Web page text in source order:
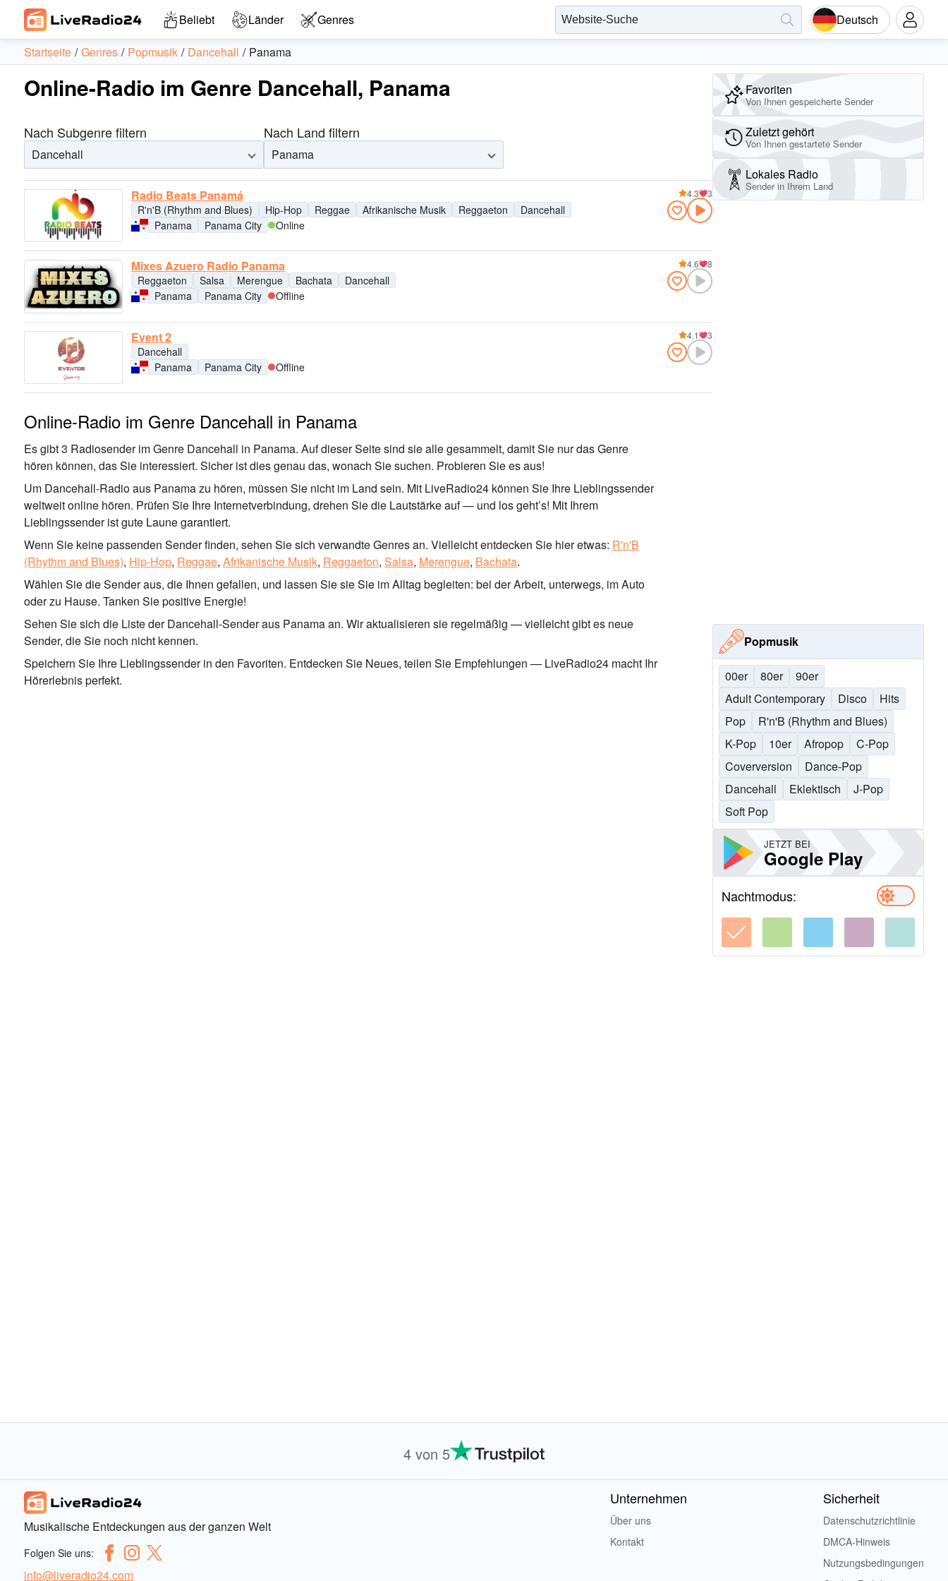
Beliebt Länder Genres Deutsch
Startseite Genres Popmusik Dancehall Panama
Online-Radio im Genre Dancehall, Panama
Nach Subgenre filtern
Dancehall
Nach Land filtern
Panama
Radio Beats Panamá
R'n'B (Rhythm and Blues) Hip-Hop Reggae Afrikanische Musik Reggaeton
Dancehall
Panama
Panama City Online
4.3 3
Mixes Azuero Radio Panama
Reggaeton Salsa Merengue Bachata
Dancehall
Panama
Panama City Offline
4.6 8
Event 2
Dancehall
Panama
Panama City Offline
4.1 3
Online-Radio im Genre Dancehall in Panama
Es gibt 3 Radiosender im Genre Dancehall in Panama. Auf dieser Seite sind sie alle gesammelt, damit Sie nur das Genre
hören können, das Sie interessiert. Sicher ist dies genau das, wonach Sie suchen. Probieren Sie es aus!
Um Dancehall-Radio aus Panama zu hören, müssen Sie nicht im Land sein. Mit LiveRadio24 können Sie Ihre Lieblingssender
weltweit online hören. Prüfen Sie Ihre Internetverbindung, drehen Sie die Lautstärke auf — und los geht’s! Mit Ihrem
Lieblingssender ist gute Laune garantiert.
Wenn Sie keine passenden Sender finden, sehen Sie sich verwandte Genres an. Vielleicht entdecken Sie hier etwas: R'n'B
(Rhythm and Blues), Hip-Hop, Reggae, Afrikanische Musik, Reggaeton, Salsa, Merengue, Bachata.
Wählen Sie die Sender aus, die Ihnen gefallen, und lassen Sie sie Sie im Alltag begleiten: bei der Arbeit, unterwegs, im Auto
oder zu Hause. Tanken Sie positive Energie!
Sehen Sie sich die Liste der Dancehall-Sender aus Panama an. Wir aktualisieren sie regelmäßig — vielleicht gibt es neue
Sender, die Sie noch nicht kennen.
Speichern Sie Ihre Lieblingssender in den Favoriten. Entdecken Sie Neues, teilen Sie Empfehlungen — LiveRadio24 macht Ihr
Hörerlebnis perfekt.
Favoriten
Von Ihnen gespeicherte Sender
Zuletzt gehört
Von Ihnen gestartete Sender
Lokales Radio
Sender in Ihrem Land
Popmusik
00er 80er
90er
Adult Contemporary
Disco
Hits
Pop
R'n'B (Rhythm and Blues)
K-Pop
10er Afropop
C-Pop
Coverversion
Dance-Pop
Dancehall
Eklektisch
J-Pop
Soft Pop
JETZT BEI
Google Play
Nachtmodus:
4 von 5
Musikalische Entdeckungen aus der ganzen Welt
Folgen Sie uns:
info@liveradio24.com
Unternehmen
Über uns
Kontakt
Sicherheit
Datenschutzrichtlinie
DMCA-Hinweis
Nutzungsbedingungen